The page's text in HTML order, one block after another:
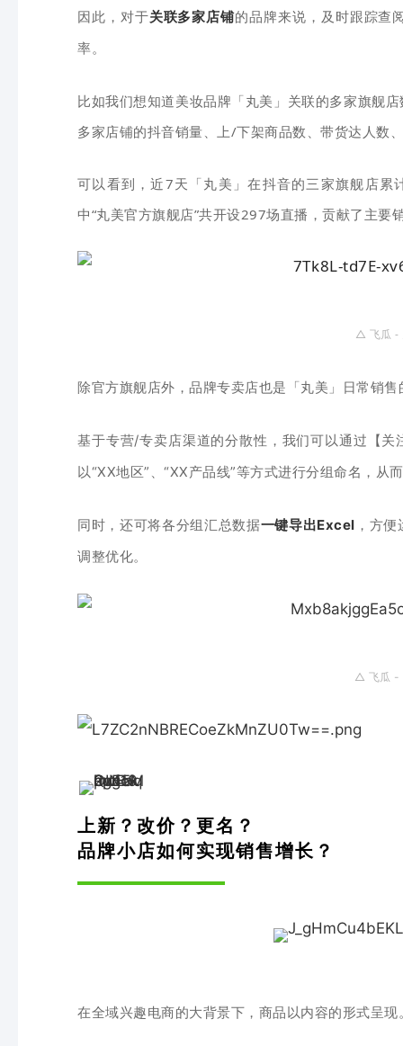
因此， 对于关联多家店铺的品牌来说，及时跟踪查
率。
比如我们想知道美妆品牌 「丸美」关联的多家旗舰
多家店铺的抖音销量、 上/下架商品数、带货达人数
可以看到，近7天「丸美」在抖音的三家旗舰店
中“丸美官方旗舰店”共开设297场直播，贡献了主要
△ 飞瓜 -
除官方旗舰店外，品牌专卖店也是「丸美」日常销售
基于专营/专卖店渠道的分散性，我们可以通过【关
以“XX地区”、“XX产品线”等方式进行分组命名，从
同时，还可将各分组汇总数据一键导出Excel ， 方便
调整优化。
△ 飞瓜 -
上新？改价？更名？
品牌小店如何实现销售增长？
在全域兴趣电商的大背景下 ，商品以内容的形式呈现